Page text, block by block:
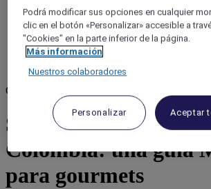
Colombia
Sabores y tradiciones
Colombia: una guía
para gourmets
Podrá modificar sus opciones en cualquier
clic en el botón «Personalizar» accesible a
"Cookies" en la parte inferior de la página.
Más información
Nuestros colaboradores
Personalizar Aceptar